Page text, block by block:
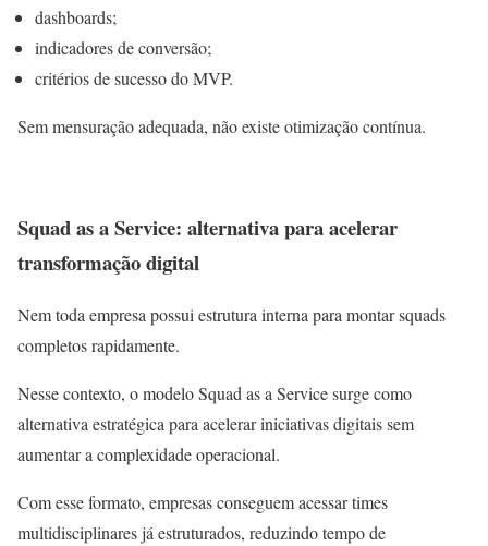
dashboards;
indicadores de conversão;
critérios de sucesso do MVP.
Sem mensuração adequada, não existe otimização contínua.
Squad as a Service: alternativa para acelerar
transformação digital
Nem toda empresa possui estrutura interna para montar squads
completos rapidamente.
Nesse contexto, o modelo Squad as a Service surge como
alternativa estratégica para acelerar iniciativas digitais sem
aumentar a complexidade operacional.
Com esse formato, empresas conseguem acessar times
multidisciplinares já estruturados, reduzindo tempo de